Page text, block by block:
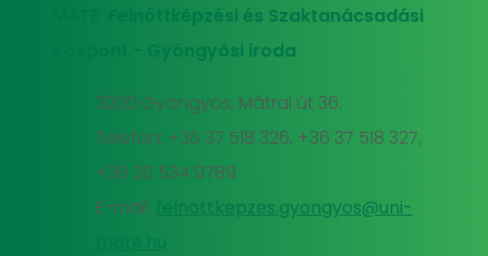
MATE Felnőttképzési és Szaktanácsadási
Központ - Gyöngyösi iroda
3200 Gyöngyös, Mátrai út 36.
Telefon: +36 37 518 326, +36 37 518 327,
+36 20 534 9789
E-mail:
felnottkepzes.gyongyos@uni-